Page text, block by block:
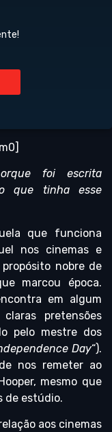
foi escrita
que tinha esse
que funciona
nos cinemas e
nobre de
marcou época.
em algum
pretensões
pelo mestre dos
Day“).
nos remeter ao
mesmo que
de estúdio.
aos cinemas